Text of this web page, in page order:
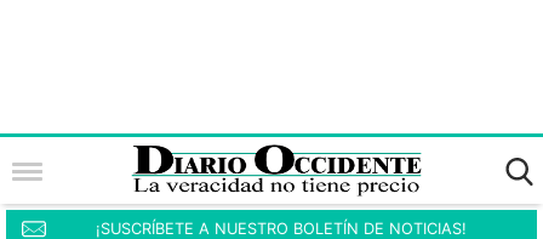
¡SUSCRÍBETE A NUESTRO BOLETÍN DE NOTICIAS!